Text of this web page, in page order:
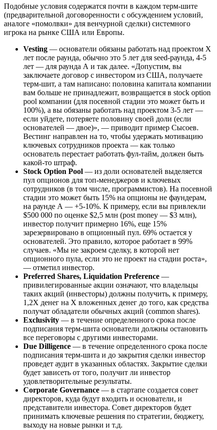
Подобные условия содержатся почти в каждом терм-шите
(предварительной договоренности с обсуждением условий,
аналоге «помолвки» для венчурной сделки) системного
игрока на рынке США или Европы.
Vesting — основатели обязаны работать над проектом X
лет после раунда, обычно это 5 лет для seed-раунда, 4-5
лет — для раунда А и так далее. «Допустим, вы
заключаете договор с инвестором из США, получаете
терм-шит, а там написано: половина капитала компании
вам больше не принадлежит, возвращается в stock option
pool компании (для посевной стадии это может быть и
100%), а вы обязаны работать над проектом 3-5 лет —
если уйдете, потеряете половину своей доли (если
основателей — двое)», — приводит пример Сысоев.
Вестинг направлен на то, чтобы удержать мотивацию
ключевых сотрудников проекта — как только
основатель перестает работать фул-тайм, должен быть
какой-то штраф.
Stock Option Pool — из доли основателей выделяется
пул опционов для топ-менеджеров и ключевых
сотрудников (в том числе, программистов). На посевной
стадии это может быть 15% на опционы не фаундерам,
на раунде А — +5-10%. К примеру, если вы привлекли
$500 000 по оценке $2,5 млн (post money — $3 млн),
инвестор получит примерно 16%, еще 15%
зарезервировано в опционный пул. 69% остается у
основателей. Это правило, которое работает в 99%
случаев. «Мы не закроем сделку, в которой нет
опционного пула, если это не проект на стадии роста»,
— отметил инвестор.
Preferred Shares, Liquidation Preference —
привилегированные акции означают, что владельцы
таких акций (инвесторы) должны получить, к примеру,
1,2X денег на X вложенных денег до того, как средства
получат обладатели обычных акций (common shares).
Exclusivity — в течение определенного срока после
подписания терм-шита основатели должны остановить
все переговоры с другими инвесторами.
Due Dilligence — в течение определенного срока после
подписания терм-шита и до закрытия сделки инвестор
проведет аудит в указанных областях. Закрытие сделки
будет зависеть от того, получит ли инвестор
удовлетворительные результаты.
Corporate Governance — в стартапе создается совет
директоров, куда будут входить и основатели, и
представители инвестора. Совет директоров будет
принимать ключевые решения по стратегии, бюджету,
выходу на новые рынки и т.д.